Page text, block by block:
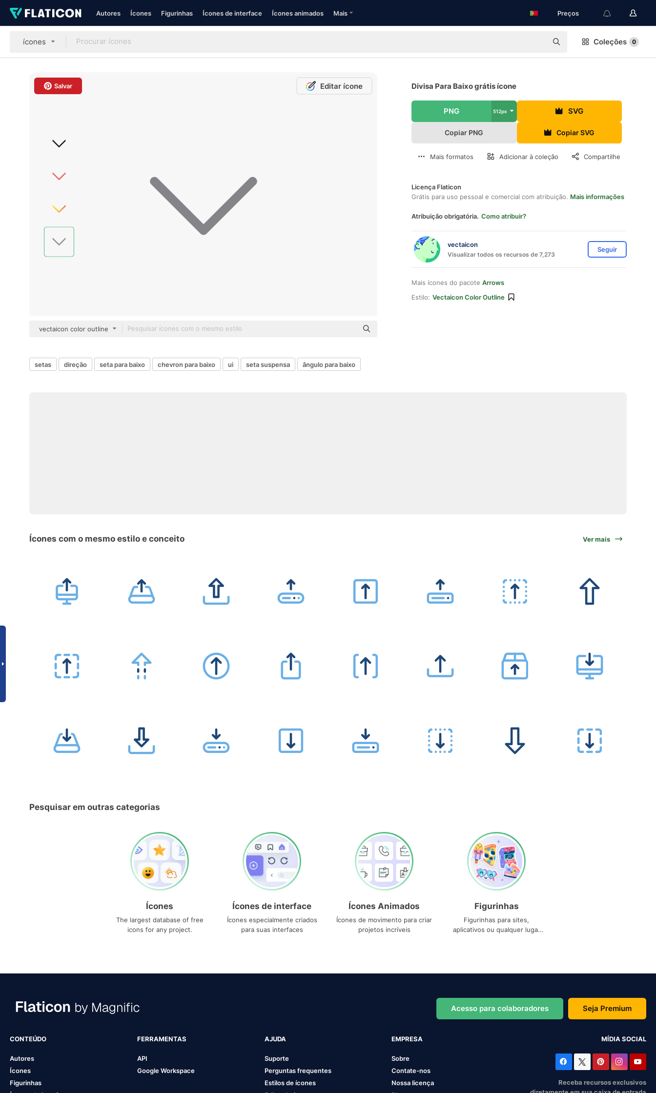
Autores Ícones Figurinhas Ícones de interface Ícones animados Mais Preços
ícones Coleções 0
Salvar Editar ícone
vectaicon color outline
Divisa Para Baixo grátis ícone
PNG 512px SVG
Copiar PNG Copiar SVG
Mais formatos Adicionar à coleção Compartilhe
Licença Flaticon
Grátis para uso pessoal e comercial com atribuição. Mais informações
Atribuição obrigatória. Como atribuir?
vectaicon
Visualizar todos os recursos de 7,273
Seguir
Mais ícones do pacote Arrows
Estilo: Vectaicon Color Outline
setas direção seta para baixo chevron para baixo ui seta suspensa ângulo para baixo
Ícones com o mesmo estilo e conceito Ver mais
Pesquisar em outras categorias
Ícones
The largest database of free
icons for any project.
Ícones de interface
Ícones especialmente criados
para suas interfaces
Ícones Animados
Ícones de movimento para criar
projetos incríveis
Figurinhas
Figurinhas para sites,
aplicativos ou qualquer lugar
Acesso para colaboradores Seja Premium
CONTEÚDO
Autores
Ícones
Figurinhas
FERRAMENTAS
API
Google Workspace
AJUDA
Suporte
Perguntas frequentes
Estilos de ícones
EMPRESA
Sobre
Contate-nos
Nossa licença
MÍDIA SOCIAL
Receba recursos exclusivos